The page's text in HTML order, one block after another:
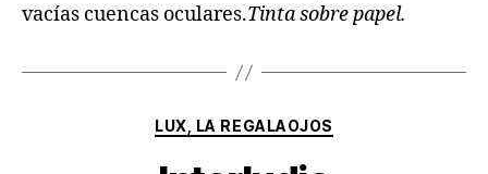
vacías cuencas oculares.Tinta sobre papel.
Categorías
LUX, LA REGALAOJOS